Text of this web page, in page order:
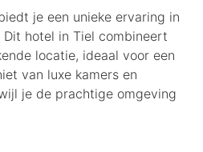
je een unieke ervaring in
hotel in Tiel combineert
locatie, ideaal voor een
van luxe kamers en
je de prachtige omgeving